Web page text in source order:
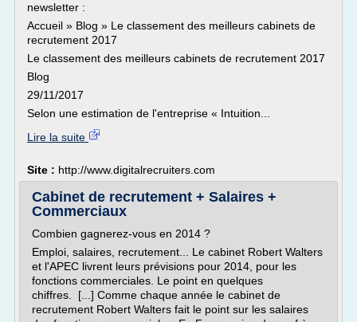
newsletter :
Accueil » Blog » Le classement des meilleurs cabinets de
recrutement 2017
Le classement des meilleurs cabinets de recrutement 2017
Blog
29/11/2017
Selon une estimation de l'entreprise « Intuition...
Lire la suite
Site : http://www.digitalrecruiters.com
Cabinet de recrutement + Salaires +
Commerciaux
Combien gagnerez-vous en 2014 ?
Emploi, salaires, recrutement... Le cabinet Robert Walters
et l'APEC livrent leurs prévisions pour 2014, pour les
fonctions commerciales. Le point en quelques
chiffres. [...] Comme chaque année le cabinet de
recrutement Robert Walters fait le point sur les salaires